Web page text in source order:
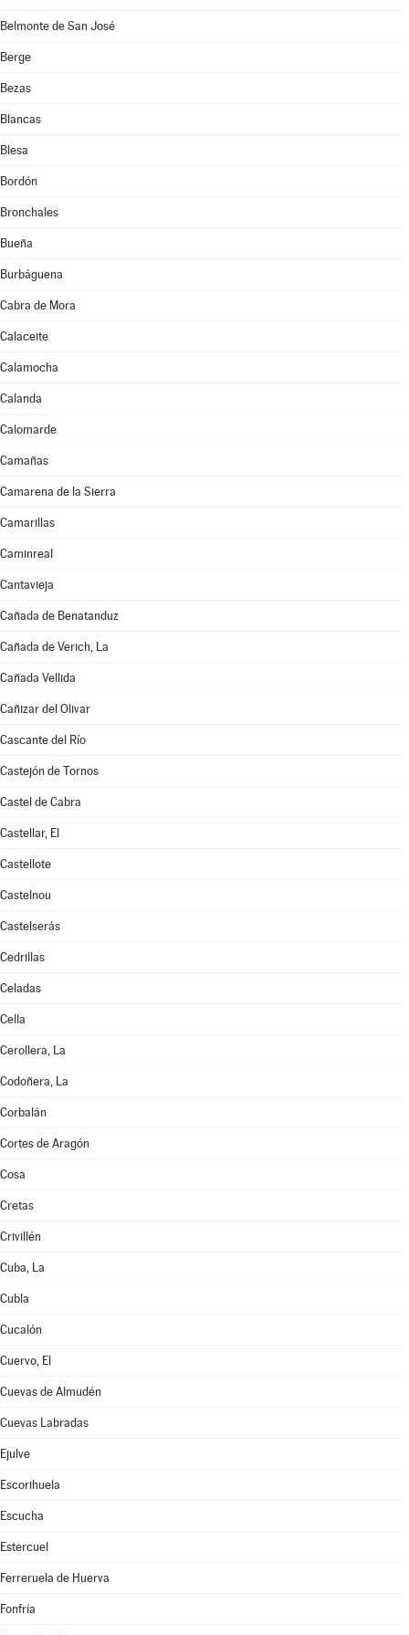
Belmonte de San José
Berge
Bezas
Blancas
Blesa
Bordón
Bronchales
Bueña
Burbáguena
Cabra de Mora
Calaceite
Calamocha
Calanda
Calomarde
Camañas
Camarena de la Sierra
Camarillas
Caminreal
Cantavieja
Cañada de Benatanduz
Cañada de Verich, La
Cañada Vellida
Cañizar del Olivar
Cascante del Río
Castejón de Tornos
Castel de Cabra
Castellar, El
Castellote
Castelnou
Castelserás
Cedrillas
Celadas
Cella
Cerollera, La
Codoñera, La
Corbalán
Cortes de Aragón
Cosa
Cretas
Crivillén
Cuba, La
Cubla
Cucalón
Cuervo, El
Cuevas de Almudén
Cuevas Labradas
Ejulve
Escorihuela
Escucha
Estercuel
Ferreruela de Huerva
Fonfría